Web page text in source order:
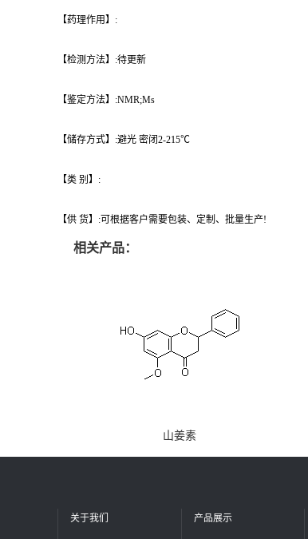
【药理作用】:
【检测方法】:待更新
【鉴定方法】:NMR;Ms
【储存方式】:避光 密闭2-215℃
【类 别】:
【供 货】:可根据客户需要包装、定制、批量生产!
相关产品：
山姜素
关于我们 产品展示